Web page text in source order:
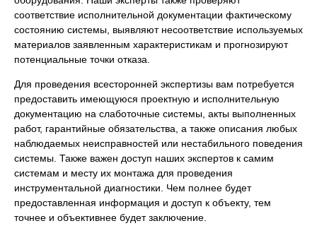
соответствие исполнительной документации фактическому
состоянию системы, выявляют несоответствие используемых
материалов заявленным характеристикам и прогнозируют
потенциальные точки отказа.
Для проведения всесторонней экспертизы вам потребуется
предоставить имеющуюся проектную и исполнительную
документацию на слаботочные системы, акты выполненных
работ, гарантийные обязательства, а также описания любых
наблюдаемых неисправностей или нестабильного поведения
системы. Также важен доступ наших экспертов к самим
системам и месту их монтажа для проведения
инструментальной диагностики. Чем полнее будет
предоставленная информация и доступ к объекту, тем
точнее и объективнее будет заключение.